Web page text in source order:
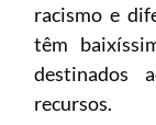
racismo e
têm
destinados
recursos.